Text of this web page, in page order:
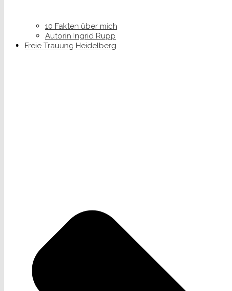
10 Fakten über mich
Autorin Ingrid Rupp
Freie Trauung Heidelberg